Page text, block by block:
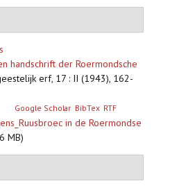
handschrift der Roermondsche
erf, 17 : II (1943), 162-
Google Scholar BibTex RTF
in de Roermondse
MB)